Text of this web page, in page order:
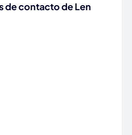
de contacto de Len